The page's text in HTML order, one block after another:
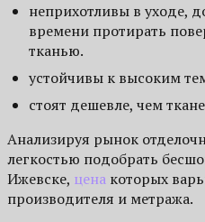
неприхотливы в уходе,
времени протирать
тканью.
устойчивы к высоким
стоят дешевле, чем
Анализируя рынок
легкостью подобрать
Ижевске, цена которых
производителя и метража.